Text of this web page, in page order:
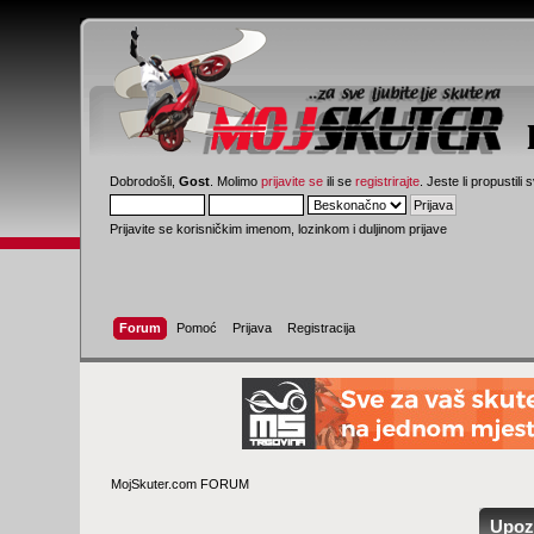
Dobrodošli,Gost . Molimoprijavite se ili seregistrirajte . Jeste li propustili
Prijavite se korisničkim imenom, lozinkom i duljinom prijave
Forum Pomoć Prijava Registracija
MojSkuter.com FORUM